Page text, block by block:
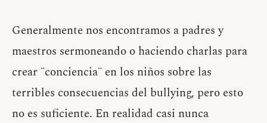
Generalmente nos encontramos a padres y
maestros sermoneando o haciendo charlas para
crear ¨conciencia¨ en los niños sobre las
terribles consecuencias del bullying, pero esto
no es suficiente. En realidad casi nunca